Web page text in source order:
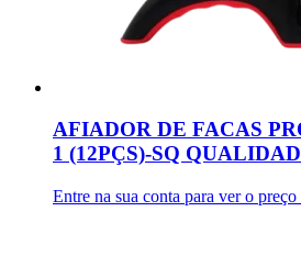
AFIADOR DE FACAS
1 (12PÇS)-SQ
Entre na sua conta para ver o preço